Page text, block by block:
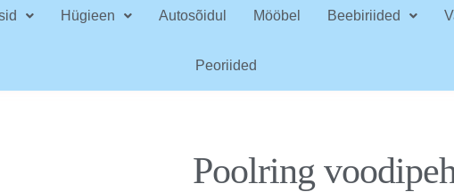
Hügieen Autosõidul Mööbel Beebiriided
Peoriided
Poolring